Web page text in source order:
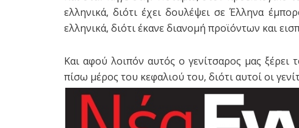
ελληνικά, διότι έχει δουλέψει σε Έλληνα
ελληνικά, διότι έκανε διανομή προϊόντων και
Και αφού λοιπόν αυτός ο γενίτσαρος μας
πίσω μέρος του κεφαλιού του, διότι αυτοί οι